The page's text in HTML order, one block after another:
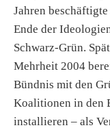
Jahren
Ende der
Schwarz-Grün.
Mehrheit 2004
Bündnis mit den
Koalitionen in den
installieren – als